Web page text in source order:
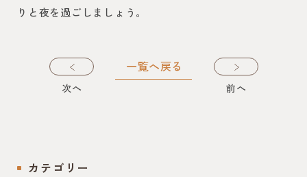
カテゴリー
りと夜を過ごしましょう。
次へ
一覧へ戻る
前へ